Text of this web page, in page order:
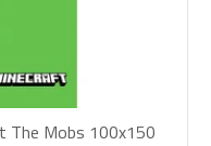
The Mobs 100x150